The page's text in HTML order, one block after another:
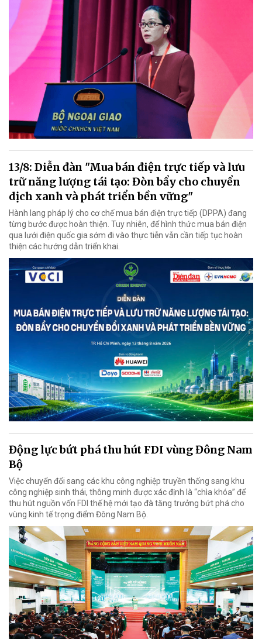
13/8: Diễn đàn "Mua bán điện trực tiếp và lưu
trữ năng lượng tái tạo: Đòn bẩy cho chuyển
dịch xanh và phát triển bền vững"
Hành lang pháp lý cho cơ chế mua bán điện trực tiếp (DPPA) đang
từng bước được hoàn thiện. Tuy nhiên, để hình thức mua bán điện
qua lưới điện quốc gia sớm đi vào thực tiễn vẫn cần tiếp tục hoàn
thiện các hướng dẫn triển khai.
Động lực bứt phá thu hút FDI vùng Đông Nam
Bộ
Việc chuyển đổi sang các khu công nghiệp truyền thống sang khu
công nghiệp sinh thái, thông minh được xác định là “chìa khóa” để
thu hút nguồn vốn FDI thế hệ mới tạo đà tăng trưởng bứt phá cho
vùng kinh tế trọng điểm Đông Nam Bộ.